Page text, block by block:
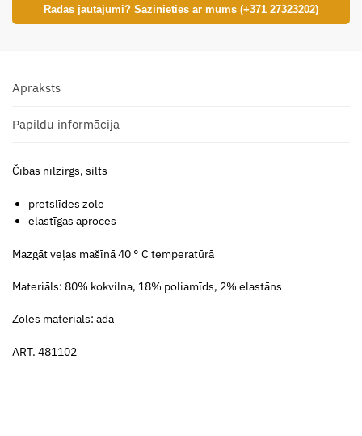
Radās jautājumi? Sazinieties ar mums (+371 27323202)
Apraksts
Papildu informācija
Čības nīlzirgs, silts
pretslīdes zole
elastīgas aproces
Mazgāt veļas mašīnā 40 ° C temperatūrā
Materiāls: 80% kokvilna, 18% poliamīds, 2% elastāns
Zoles materiāls: āda
ART. 481102